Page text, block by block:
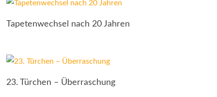
Tapetenwechsel nach 20 Jahren
23. Türchen – Überraschung